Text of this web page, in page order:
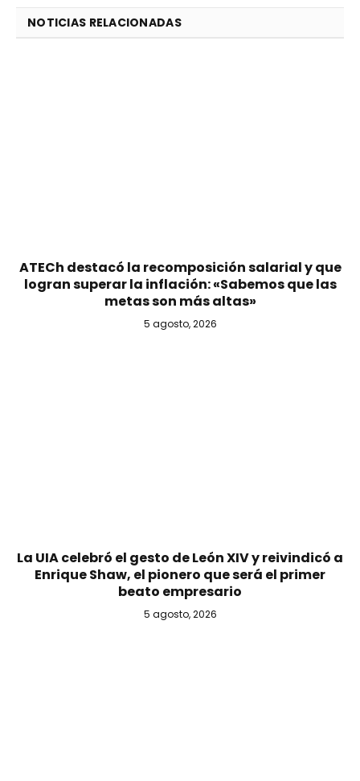
NOTICIAS RELACIONADAS
ATECh destacó la recomposición salarial y que
logran superar la inflación: «Sabemos que las
metas son más altas»
5 agosto, 2026
La UIA celebró el gesto de León XIV y reivindicó a
Enrique Shaw, el pionero que será el primer
beato empresario
5 agosto, 2026